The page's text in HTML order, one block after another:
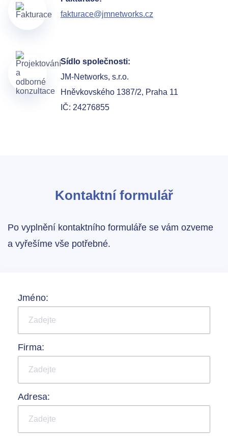
fakturace@jmnetworks.cz
Sídlo společnosti:
JM-Networks, s.r.o.
Hněvkovského 1387/2, Praha 11
IČ: 24276855
Kontaktní formulář
Po vyplnění kontaktního formuláře se vám ozveme
a vyřešíme vše potřebné.
Jméno:
Firma:
Adresa: